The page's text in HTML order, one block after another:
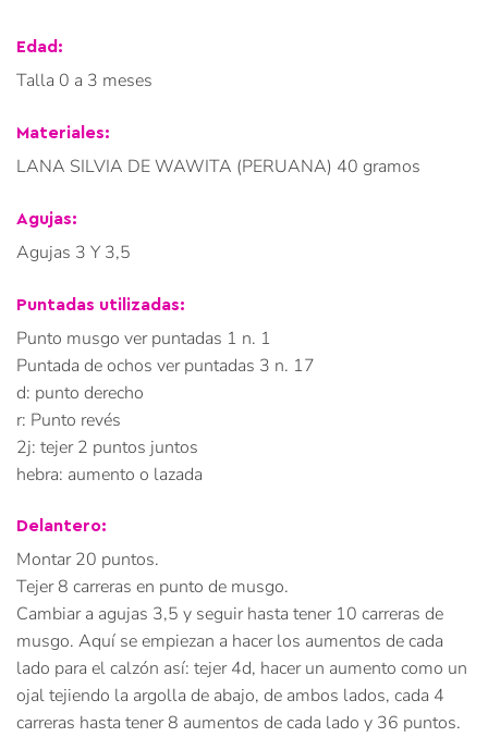
Edad:
Talla 0 a 3 meses
Materiales:
LANA SILVIA DE WAWITA (PERUANA) 40 gramos
Agujas:
Agujas 3 Y 3,5
Puntadas utilizadas:
Punto musgo ver puntadas 1 n. 1
Puntada de ochos ver puntadas 3 n. 17
d: punto derecho
r: Punto revés
2j: tejer 2 puntos juntos
hebra: aumento o lazada
Delantero:
Montar 20 puntos.
Tejer 8 carreras en punto de musgo.
Cambiar a agujas 3,5 y seguir hasta tener 10 carreras de
musgo. Aquí se empiezan a hacer los aumentos de cada
lado para el calzón así: tejer 4d, hacer un aumento como un
ojal tejiendo la argolla de abajo, de ambos lados, cada 4
carreras hasta tener 8 aumentos de cada lado y 36 puntos.